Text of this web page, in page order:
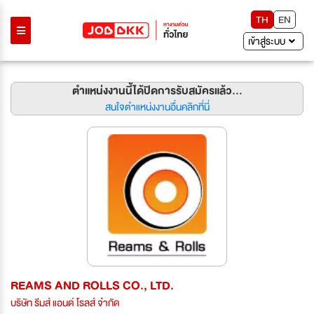
TH
EN
เข้าสู่ระบบ
ตำแหน่งงานนี้ได้ปิดการรับสมัครแล้ว...
สนใจตำแหน่งงานอื่นคลิกที่นี่
REAMS AND ROLLS CO., LTD.
บริษัท รีมส์ แอนด์ โรลส์ จำกัด